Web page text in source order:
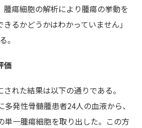
腫瘍細胞の解析により腫瘍の挙動を
るかどうかはわかっていません」
。
価
れた結果は以下の通りである。
発性骨髄腫患者24人の血液から、
単一腫瘍細胞を取り出した。この方